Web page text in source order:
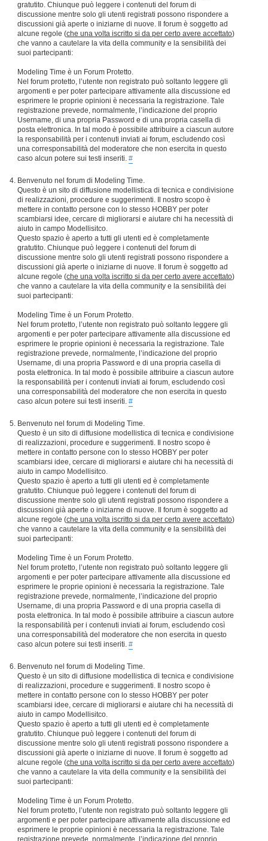
gratutito. Chiunque può leggere i contenuti del forum di
discussione mentre solo gli utenti registrati possono rispondere a
discussioni già aperte o iniziarne di nuove. Il forum è soggetto ad
alcune regole (che una volta iscritto si da per certo avere accettato)
che vanno a cautelare la vita della community e la sensibilità dei
suoi partecipanti:
Modeling Time è un Forum Protetto.
Nel forum protetto, l’utente non registrato può soltanto leggere gli
argomenti e per poter partecipare attivamente alla discussione ed
esprimere le proprie opinioni è necessaria la registrazione. Tale
registrazione prevede, normalmente, l’indicazione del proprio
Username, di una propria Password e di una propria casella di
posta elettronica. In tal modo è possibile attribuire a ciascun autore
la responsabilità per i contenuti inviati ai forum, escludendo così
una corresponsabilità del moderatore che non esercita in questo
caso alcun potere sui testi inseriti. #
Benvenuto nel forum di Modeling Time.
Questo è un sito di diffusione modellistica di tecnica e condivisione
di realizzazioni, procedure e suggerimenti. Il nostro scopo è
mettere in contatto persone con lo stesso HOBBY per poter
scambiarsi idee, cercare di migliorarsi e aiutare chi ha necessità di
aiuto in campo Modellisitco.
Questo spazio è aperto a tutti gli utenti ed è completamente
gratutito. Chiunque può leggere i contenuti del forum di
discussione mentre solo gli utenti registrati possono rispondere a
discussioni già aperte o iniziarne di nuove. Il forum è soggetto ad
alcune regole (che una volta iscritto si da per certo avere accettato)
che vanno a cautelare la vita della community e la sensibilità dei
suoi partecipanti:
Modeling Time è un Forum Protetto.
Nel forum protetto, l’utente non registrato può soltanto leggere gli
argomenti e per poter partecipare attivamente alla discussione ed
esprimere le proprie opinioni è necessaria la registrazione. Tale
registrazione prevede, normalmente, l’indicazione del proprio
Username, di una propria Password e di una propria casella di
posta elettronica. In tal modo è possibile attribuire a ciascun autore
la responsabilità per i contenuti inviati ai forum, escludendo così
una corresponsabilità del moderatore che non esercita in questo
caso alcun potere sui testi inseriti. #
Benvenuto nel forum di Modeling Time.
Questo è un sito di diffusione modellistica di tecnica e condivisione
di realizzazioni, procedure e suggerimenti. Il nostro scopo è
mettere in contatto persone con lo stesso HOBBY per poter
scambiarsi idee, cercare di migliorarsi e aiutare chi ha necessità di
aiuto in campo Modellisitco.
Questo spazio è aperto a tutti gli utenti ed è completamente
gratutito. Chiunque può leggere i contenuti del forum di
discussione mentre solo gli utenti registrati possono rispondere a
discussioni già aperte o iniziarne di nuove. Il forum è soggetto ad
alcune regole (che una volta iscritto si da per certo avere accettato)
che vanno a cautelare la vita della community e la sensibilità dei
suoi partecipanti:
Modeling Time è un Forum Protetto.
Nel forum protetto, l’utente non registrato può soltanto leggere gli
argomenti e per poter partecipare attivamente alla discussione ed
esprimere le proprie opinioni è necessaria la registrazione. Tale
registrazione prevede, normalmente, l’indicazione del proprio
Username, di una propria Password e di una propria casella di
posta elettronica. In tal modo è possibile attribuire a ciascun autore
la responsabilità per i contenuti inviati ai forum, escludendo così
una corresponsabilità del moderatore che non esercita in questo
caso alcun potere sui testi inseriti. #
Benvenuto nel forum di Modeling Time.
Questo è un sito di diffusione modellistica di tecnica e condivisione
di realizzazioni, procedure e suggerimenti. Il nostro scopo è
mettere in contatto persone con lo stesso HOBBY per poter
scambiarsi idee, cercare di migliorarsi e aiutare chi ha necessità di
aiuto in campo Modellisitco.
Questo spazio è aperto a tutti gli utenti ed è completamente
gratutito. Chiunque può leggere i contenuti del forum di
discussione mentre solo gli utenti registrati possono rispondere a
discussioni già aperte o iniziarne di nuove. Il forum è soggetto ad
alcune regole (che una volta iscritto si da per certo avere accettato)
che vanno a cautelare la vita della community e la sensibilità dei
suoi partecipanti:
Modeling Time è un Forum Protetto.
Nel forum protetto, l’utente non registrato può soltanto leggere gli
argomenti e per poter partecipare attivamente alla discussione ed
esprimere le proprie opinioni è necessaria la registrazione. Tale
registrazione prevede, normalmente, l’indicazione del proprio